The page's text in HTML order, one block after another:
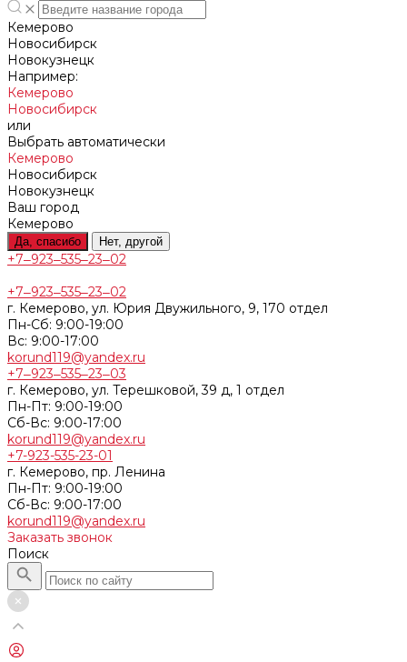
Кемерово
Новосибирск
Новокузнецк
Например:
Кемерово
Новосибирск
или
Выбрать автоматически
Кемерово
Новосибирск
Новокузнецк
Ваш город
Кемерово
Да, спасибо Нет, другой
+7‒923‒535‒23‒02
+7‒923‒535‒23‒02
г. Кемерово, ул. Юрия Двужильного, 9, 170 отдел
Пн-Сб: 9:00-19:00
Вс: 9:00-17:00
korund119@yandex.ru
+7‒923‒535‒23‒03
г. Кемерово, ул. Терешковой, 39 д, 1 отдел
Пн-Пт: 9:00-19:00
Cб-Вс: 9:00-17:00
korund119@yandex.ru
+7-923-535-23-01
г. Кемерово, пр. Ленина
Пн-Пт: 9:00-19:00
Cб-Вс: 9:00-17:00
korund119@yandex.ru
Заказать звонок
Поиск